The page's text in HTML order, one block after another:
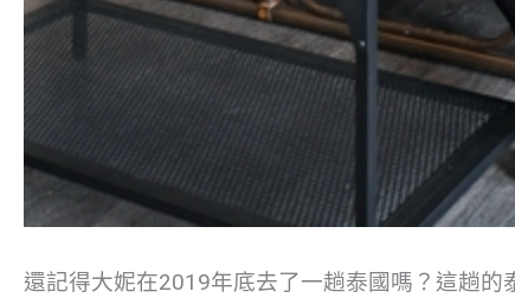
還記得大妮在2019年底去了一趟泰國嗎？這趟